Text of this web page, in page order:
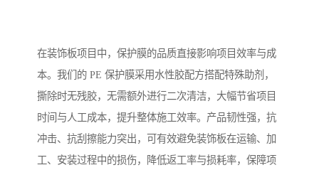
在装饰板项目中，保护膜的品质直接影响项目效率与成
本。我们的 PE 保护膜采用水性胶配方搭配特殊助剂，
撕除时无残胶，无需额外进行二次清洁，大幅节省项目
时间与人工成本，提升整体施工效率。产品韧性强，抗
冲击、抗刮擦能力突出，可有效避免装饰板在运输、加
工、安装过程中的损伤，降低返工率与损耗率，保障项